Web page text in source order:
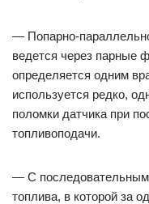
— Попарно-
ведется через парные
определяется одним
используется редко,
поломки датчика при
топливоподачи.
— С
топлива, в которой за